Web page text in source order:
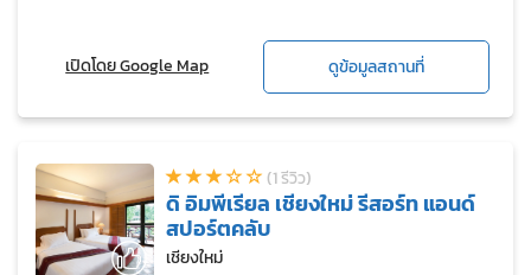
เปิดโดย Google Map ดูข้อมูลสถานที่
(1 รีวิว)
ดิ อิมพีเรียล เชียงใหม่ รีสอร์ท แอนด์
สปอร์ตคลับ
เชียงใหม่